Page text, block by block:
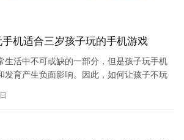
机适合三岁孩子玩的手机游戏
生活中不可或缺的一部分，但是孩子玩手机
发育产生负面影响。因此，如何让孩子不玩